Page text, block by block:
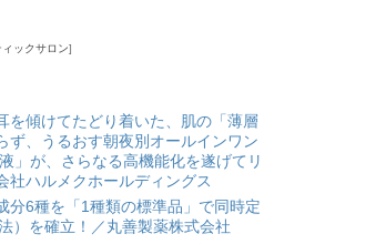
ィックサロン
を傾けてたどり着いた、肌の「薄層
、うるおす朝夜別オールインワン
」が、さらなる高機能化を遂げてリ
社ハルメクホールディングス
分6種を「1種類の標準品」で同時定
）を確立！／丸善製薬株式会社